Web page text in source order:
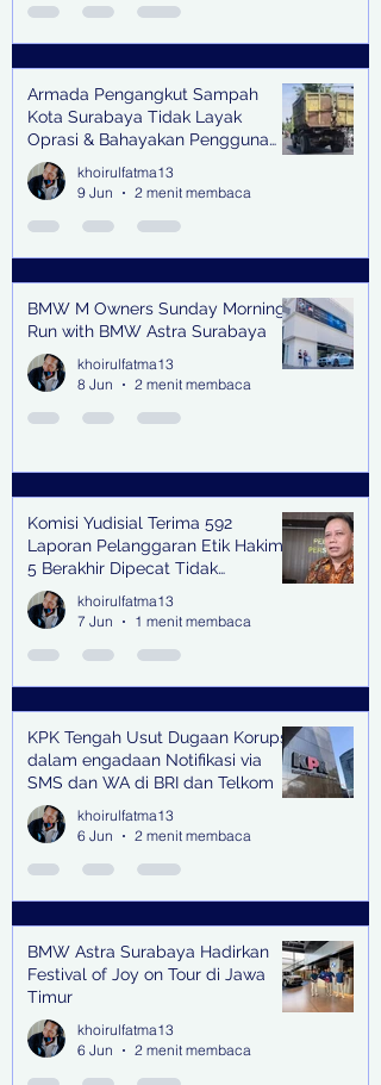
Armada Pengangkut Sampah
Kota Surabaya Tidak Layak
Oprasi & Bahayakan Pengguna
Jalan
khoirulfatma13
9 Jun
2 menit membaca
BMW M Owners Sunday Morning
Run with BMW Astra Surabaya
khoirulfatma13
8 Jun
2 menit membaca
Komisi Yudisial Terima 592
Laporan Pelanggaran Etik Hakim,
5 Berakhir Dipecat Tidak
Terhormat
khoirulfatma13
7 Jun
1 menit membaca
KPK Tengah Usut Dugaan Korupsi
dalam engadaan Notifikasi via
SMS dan WA di BRI dan Telkom
khoirulfatma13
6 Jun
2 menit membaca
BMW Astra Surabaya Hadirkan
Festival of Joy on Tour di Jawa
Timur
khoirulfatma13
6 Jun
2 menit membaca